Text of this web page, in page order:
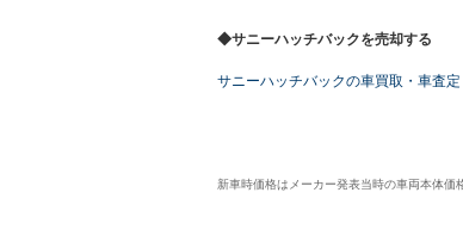
◆サニーハッチバックを売却する
サニーハッチバックの車買取・車査定
新車時価格はメーカー発表当時の車両本体価